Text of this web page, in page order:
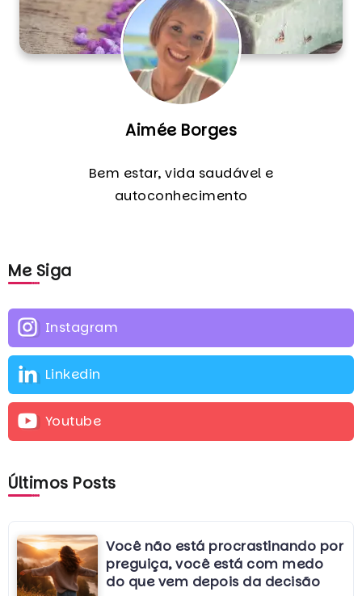
Aimée Borges
Bem estar, vida saudável e
autoconhecimento
Me Siga
Instagram
Linkedin
Youtube
Últimos Posts
Você não está procrastinando por
preguiça, você está com medo
do que vem depois da decisão